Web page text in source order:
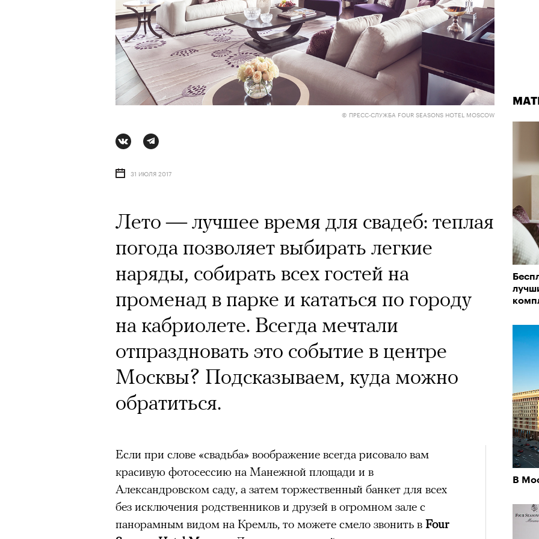
В
© ПРЕСС-СЛУЖБА FOUR SEASONS HOTEL MOSCOW
31 ИЮЛЯ 2017
Лето — лучшее время для свадеб: теплая
погода позволяет выбирать легкие
наряды, собирать всех гостей на
променад в парке и кататься по городу
на кабриолете. Всегда мечтали
отпраздновать это событие в центре
Москвы? Подсказываем, куда можно
обратиться.
Если при слове «свадьба» воображение всегда рисовало вам
красивую фотосессию на Манежной площади и в
Александровском саду, а затем торжественный банкет для всех
без исключения родственников и друзей в огромном зале с
панорамным видом на Кремль, то можете смело звонить в Four
АВТОР ВАЛЕРИЯ ДАВЫДОВА-КАЛАШНИК 06 АВГУСТА 2026
Почему для одних первое восхождение в
горы становится последним, а другие
готовы снова рисковать жизнью?
Психологи и альпинисты объясняют, как
высота меняет человека и почему к ней
тянет с новой силой
Подписывайтесь на телеграм-канал «РБК Стиль»